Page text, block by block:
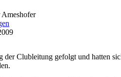
Ameshofer
der Clubleitung gefolgt und hatten